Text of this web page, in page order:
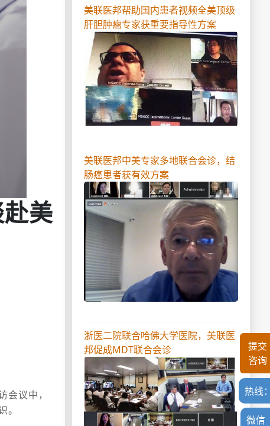
美
会议中，
。
美联医邦帮助国内患者视频全美顶级
肝胆肿瘤专家获重要指导性方案
美联医邦中美专家多地联合会诊，结
肠癌患者获有效方案
浙医二院联合哈佛大学医院，美联医
邦促成MDT联合会诊
热线
微信
提交
咨询